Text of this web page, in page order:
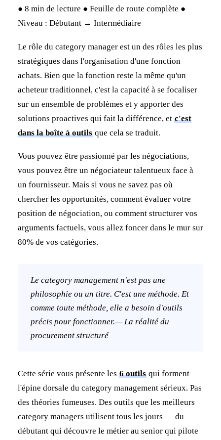
● 8 min de lecture ● Feuille de route complète ●
Niveau : Débutant → Intermédiaire
Le rôle du category manager est un des rôles les plus
stratégiques dans l'organisation d'une fonction
achats. Bien que la fonction reste la même qu'un
acheteur traditionnel, c'est la capacité à se focaliser
sur un ensemble de problèmes et y apporter des
solutions proactives qui fait la différence, et c'est
dans la boîte à outilsque cela se traduit.
Vous pouvez être passionné par les négociations,
vous pouvez être un négociateur talentueux face à
un fournisseur. Mais si vous ne savez pas où
chercher les opportunités, comment évaluer votre
position de négociation, ou comment structurer vos
arguments factuels, vous allez foncer dans le mur sur
80% de vos catégories.
Le category management n'est pas une
philosophie ou un titre. C'est une méthode. Et
comme toute méthode, elle a besoin d'outils
précis pour fonctionner.— La réalité du
procurement structuré
Cette série vous présente les 6 outilsqui forment
l'épine dorsale du category management sérieux. Pas
des théories fumeuses. Des outils que les meilleurs
category managers utilisent tous les jours — du
débutant qui découvre le métier au senior qui pilote